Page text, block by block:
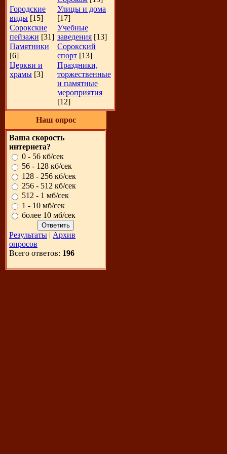
Городские
виды [15]
Улицы и дома
[17]
Сорокские
пейзажи [31]
Учебные
заведения [13]
Памятники
[6]
Сорокский
спорт [13]
Церкви и
храмы [3]
Праздники,
торжественные
и памятные
мероприятия
[12]
Наш опрос
Ваша скорость
интернета?
0 - 56 кб/сек
56 - 128 кб/сек
128 - 256 кб/сек
256 - 512 кб/сек
512 - 1 мб/сек
1 - 10 мб/сек
более 10 мб/сек
Результаты | Архив
опросов
Всего ответов: 196